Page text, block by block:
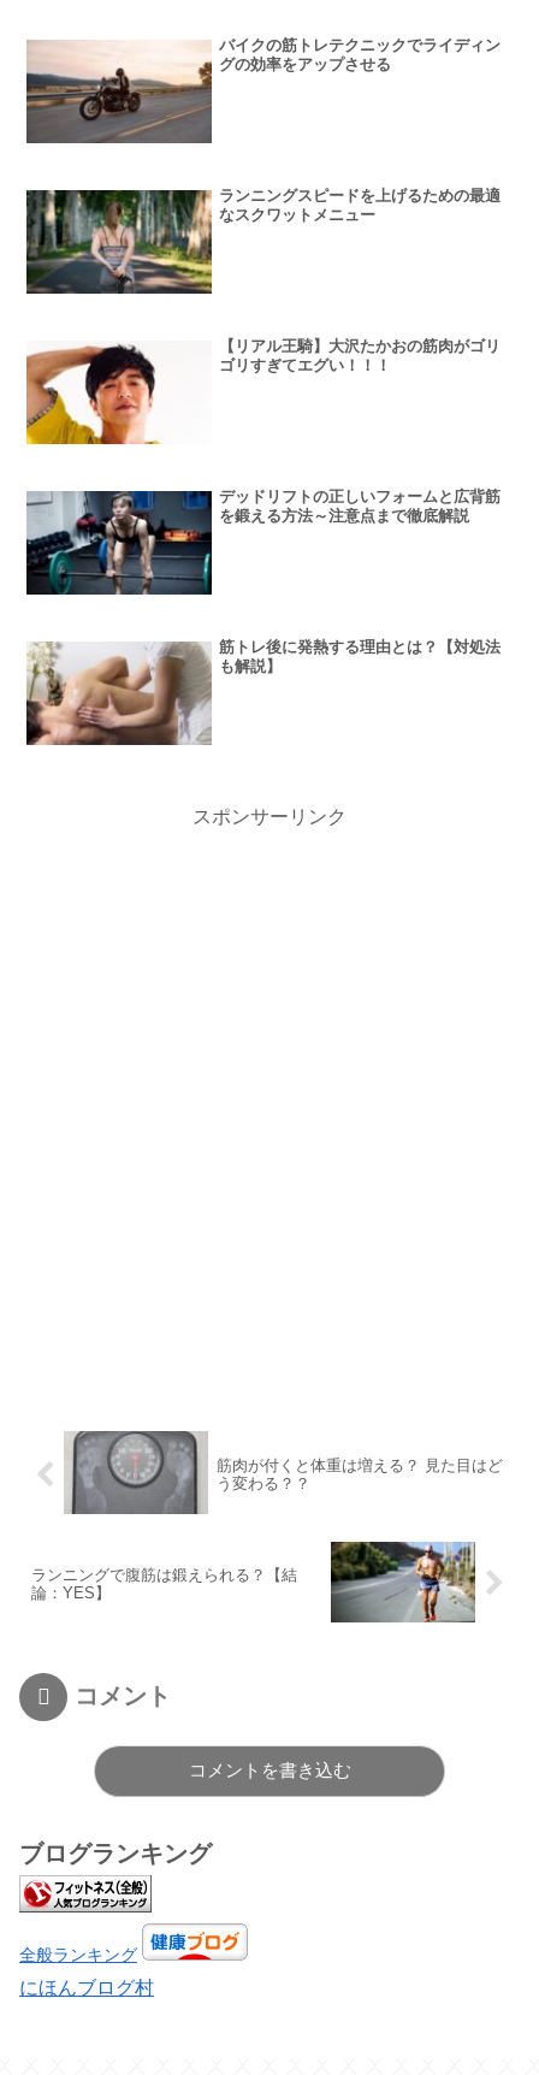
バイクの筋トレテクニックでライディン
グの効率をアップさせる
ランニングスピードを上げるための最適
なスクワットメニュー
【リアル王騎】大沢たかおの筋肉がゴリ
ゴリすぎてエグい！！！
デッドリフトの正しいフォームと広背筋
を鍛える方法～注意点まで徹底解説
筋トレ後に発熱する理由とは？【対処法
も解説】
スポンサーリンク
筋肉が付くと体重は増える？ 見た目はど
う変わる？？
ランニングで腹筋は鍛えられる？【結
論：YES】
コメント
コメントを書き込む
ブログランキング
全般ランキング
にほんブログ村